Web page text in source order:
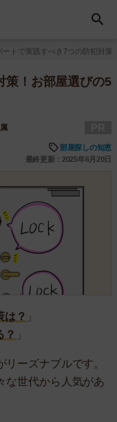
ートで実践すべき7つの防犯対
策！お部屋選びの5
部屋探しの知恵
最終更新：2025年6月20日
は？ 」
？ 」
ーズナブルです。
な世代から人気があ